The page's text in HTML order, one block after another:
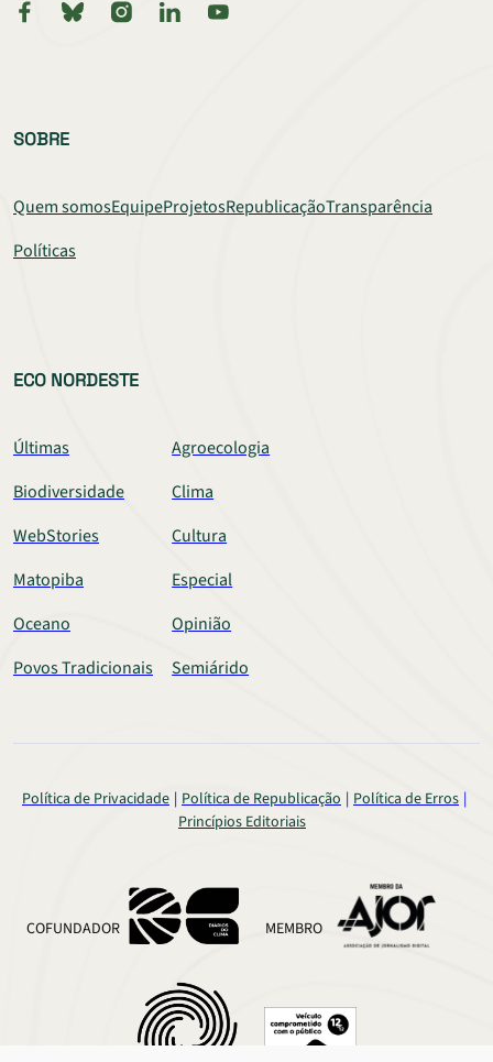
SOBRE
Quem somosEquipeProjetosRepublicaçãoTransparência
Políticas
ECO NORDESTE
Últimas
Agroecologia
Biodiversidade
Clima
WebStories
Cultura
Matopiba
Especial
Oceano
Opinião
Povos Tradicionais
Semiárido
Política de Privacidade Política de Republicação Política de Erros
Princípios Editoriais
COFUNDADOR MEMBRO